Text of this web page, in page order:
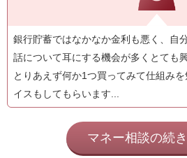
銀行貯蓄ではなかなか金利も悪く、自
話について耳にする機会が多くとても
とりあえず何か1つ買ってみて仕組み
イスもしてもらいます...
マネー相談の続